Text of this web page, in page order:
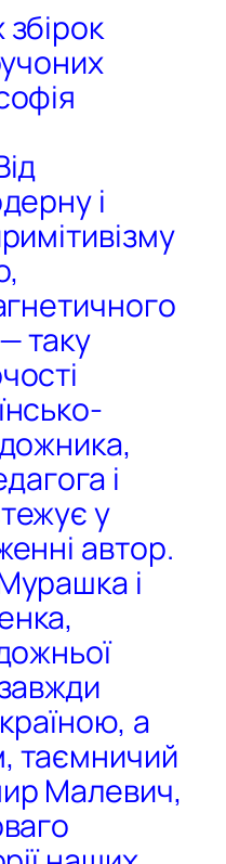
і
таку
і
у
автор.
і
а
таємничий
Малевич,